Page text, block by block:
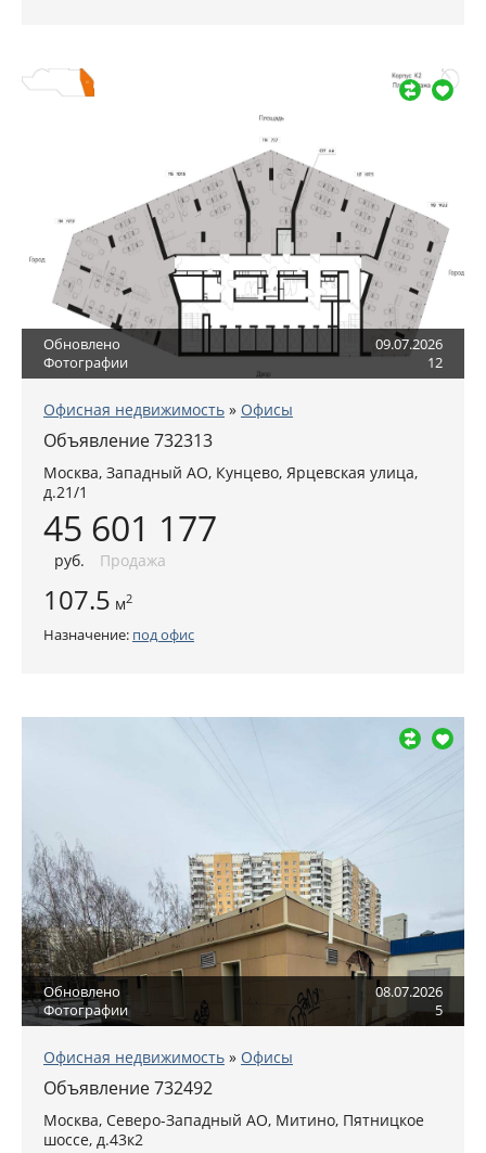
Обновлено
09.07.2026
Фотографии
12
Офисная недвижимость » Офисы
Объявление 732313
Москва, Западный АО, Кунцево, Ярцевская улица,
д.21/1
45 601 177
руб. Продажа
107.5 м2
Назначение: под офис
Обновлено
08.07.2026
Фотографии
5
Офисная недвижимость » Офисы
Объявление 732492
Москва, Северо-Западный АО, Митино, Пятницкое
шоссе, д.43к2